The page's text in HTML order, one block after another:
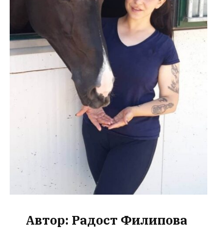
Автор: Радост Филипова